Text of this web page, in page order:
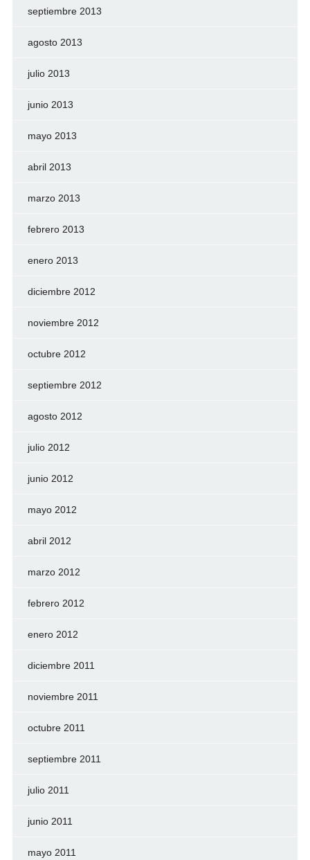
septiembre 2013
agosto 2013
julio 2013
junio 2013
mayo 2013
abril 2013
marzo 2013
febrero 2013
enero 2013
diciembre 2012
noviembre 2012
octubre 2012
septiembre 2012
agosto 2012
julio 2012
junio 2012
mayo 2012
abril 2012
marzo 2012
febrero 2012
enero 2012
diciembre 2011
noviembre 2011
octubre 2011
septiembre 2011
julio 2011
junio 2011
mayo 2011